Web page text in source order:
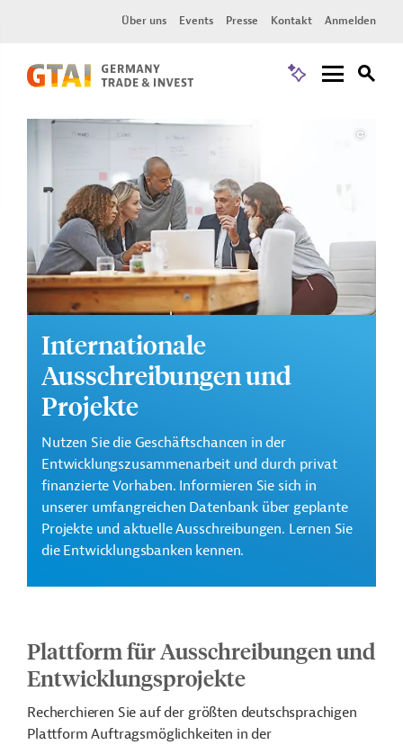
Über uns Events Presse Kontakt Anmelden
Internationale
Ausschreibungen und
Projekte
Nutzen Sie die Geschäftschancen in der
Entwicklungszusammenarbeit und durch privat
finanzierte Vorhaben. Informieren Sie sich in
unserer umfangreichen Datenbank über geplante
Projekte und aktuelle Ausschreibungen. Lernen Sie
die Entwicklungsbanken kennen.
Plattform für Ausschreibungen und
Entwicklungsprojekte
Recherchieren Sie auf der größten deutschsprachigen
Plattform Auftragsmöglichkeiten in der